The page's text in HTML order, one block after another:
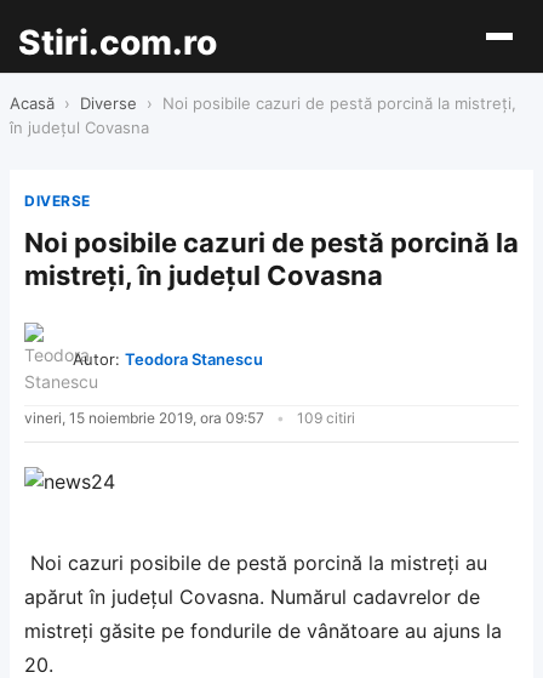
Stiri.com.ro
Acasă › Diverse ›
Noi posibile cazuri de pestă porcină la mistreţi,
în judeţul Covasna
DIVERSE
Noi posibile cazuri de pestă porcină la
mistreţi, în judeţul Covasna
Autor: Teodora Stanescu
vineri, 15 noiembrie 2019, ora 09:57 109 citiri
Noi cazuri posibile de pestă porcină la mistreţi au
apărut în judeţul Covasna. Numărul cadavrelor de
mistreţi găsite pe fondurile de vânătoare au ajuns la
20.